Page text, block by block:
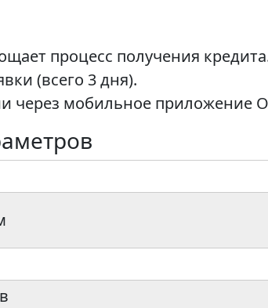
процесс получения
(всего 3 дня).
через мобильное приложение